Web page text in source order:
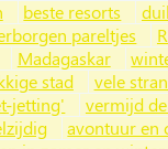
beste resorts
pareltjes
Madagaskar
stad
vele
jetting'
vermijd
avontuur en